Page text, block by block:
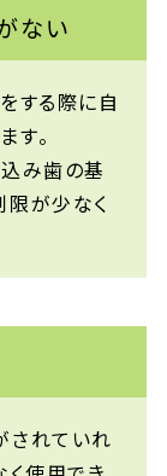
ない
する際に自
す。
み歯の基
限が少なく
されていれ